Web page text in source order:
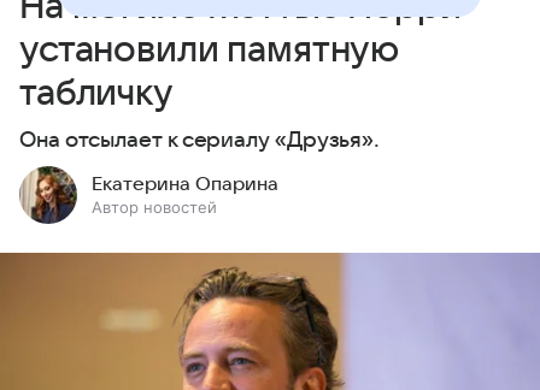
установили памятную
табличку
Она отсылает к сериалу «Друзья».
Екатерина Опарина
Автор новостей